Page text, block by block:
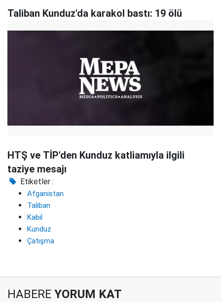
Taliban Kunduz'da karakol bastı: 19 ölü
HTŞ ve TİP'den Kunduz katliamıyla ilgili
taziye mesajı
Etiketler :
Afganistan
Taliban
Kabil
Kunduz
Çatışma
HABERE YORUM KAT